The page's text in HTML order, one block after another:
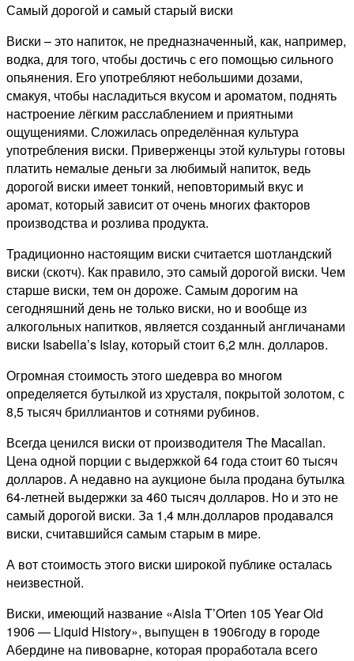
Самый дорогой и самый старый виски
Виски – это напиток, не предназначенный, как, например,
водка, для того, чтобы достичь с его помощью сильного
опьянения. Его употребляют небольшими дозами,
смакуя, чтобы насладиться вкусом и ароматом, поднять
настроение лёгким расслаблением и приятными
ощущениями. Сложилась определённая культура
употребления виски. Приверженцы этой культуры готовы
платить немалые деньги за любимый напиток, ведь
дорогой виски имеет тонкий, неповторимый вкус и
аромат, который зависит от очень многих факторов
производства и розлива продукта.
Традиционно настоящим виски считается шотландский
виски (скотч). Как правило, это самый дорогой виски. Чем
старше виски, тем он дороже. Самым дорогим на
сегодняшний день не только виски, но и вообще из
алкогольных напитков, является созданный англичанами
виски Isabella’s Islay, который стоит 6,2 млн. долларов.
Огромная стоимость этого шедевра во многом
определяется бутылкой из хрусталя, покрытой золотом, с
8,5 тысяч бриллиантов и сотнями рубинов.
Всегда ценился виски от производителя The Macallan.
Цена одной порции с выдержкой 64 года стоит 60 тысяч
долларов. А недавно на аукционе была продана бутылка
64-летней выдержки за 460 тысяч долларов. Но и это не
самый дорогой виски. За 1,4 млн.долларов продавался
виски, считавшийся самым старым в мире.
А вот стоимость этого виски широкой публике осталась
неизвестной.
Виски, имеющий название «Aisla T’Orten 105 Year Old
1906 — Liquid History», выпущен в 1906году в городе
Абердине на пивоварне, которая проработала всего